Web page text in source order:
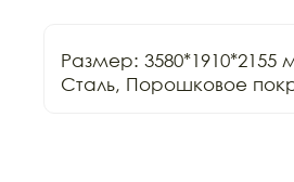
Размер: 3580*1910*2155
Сталь, Порошковое